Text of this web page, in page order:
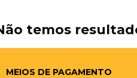
temos
MEIOS DE PAGAMENTO